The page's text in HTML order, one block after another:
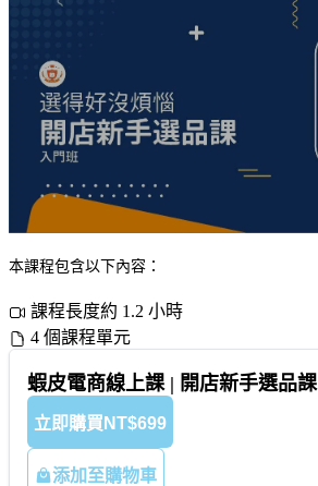
本課程包含以下內容：
課程長度約 1.2 小時
4 個課程單元
蝦皮電商線上課 | 開店新手選品課
立即購買 NT$699
添加至購物車